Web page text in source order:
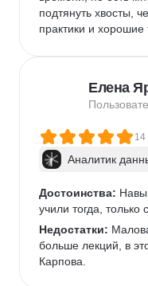
подтянуть хвосты,
практики и хорошие
Елена
14
Аналитик
Достоинства:
учили тогда, только
Недостатки:
больше лекций, в
Карпова.